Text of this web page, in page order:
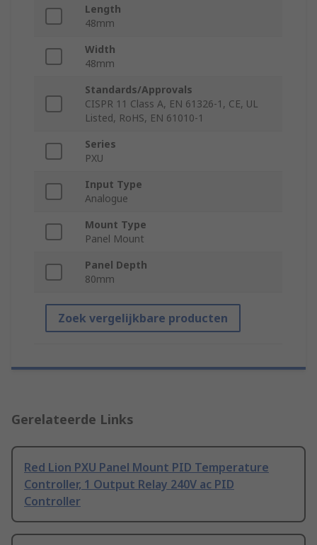
Length
48mm
Width
48mm
Standards/Approvals
CISPR 11 Class A, EN 61326-1, CE, UL
Listed, RoHS, EN 61010-1
Series
PXU
Input Type
Analogue
Mount Type
Panel Mount
Panel Depth
80mm
Zoek vergelijkbare producten
Gerelateerde Links
Red Lion PXU Panel Mount PID Temperature
Controller, 1 Output Relay 240V ac PID
Controller